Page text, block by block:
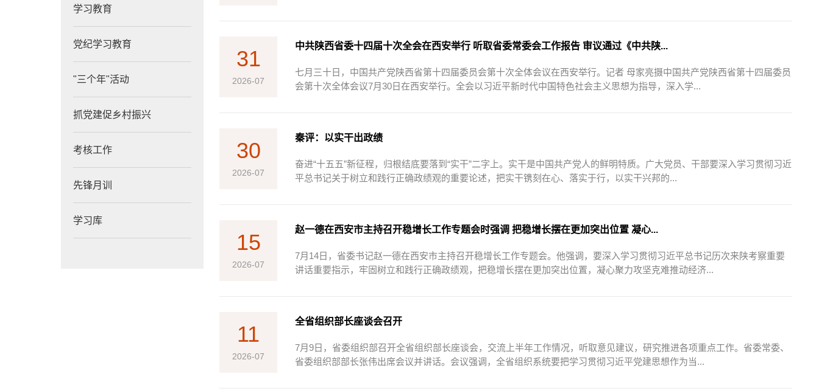
学习教育
党纪学习教育
"三个年"活动
抓党建促乡村振兴
考核工作
先锋月训
学习库
31
2026-07
中共陕西省委十四届十次全会在西安举行 听取省委常委会工作报告 审议通过《中共陕...
七月三十日，中国共产党陕西省第十四届委员会第十次全体会议在西安举行。记者 母家亮摄中国共产党陕西省第十四届委员
会第十次全体会议7月30日在西安举行。全会以习近平新时代中国特色社会主义思想为指导，深入学...
30
2026-07
秦评：以实干出政绩
奋进“十五五”新征程，归根结底要落到“实干”二字上。实干是中国共产党人的鲜明特质。广大党员、干部要深入学习贯彻习近
平总书记关于树立和践行正确政绩观的重要论述，把实干镌刻在心、落实于行，以实干兴邦的...
15
2026-07
赵一德在西安市主持召开稳增长工作专题会时强调 把稳增长摆在更加突出位置 凝心...
7月14日，省委书记赵一德在西安市主持召开稳增长工作专题会。他强调，要深入学习贯彻习近平总书记历次来陕考察重要
讲话重要指示，牢固树立和践行正确政绩观，把稳增长摆在更加突出位置，凝心聚力攻坚克难推动经济...
11
2026-07
全省组织部长座谈会召开
7月9日，省委组织部召开全省组织部长座谈会，交流上半年工作情况，听取意见建议，研究推进各项重点工作。省委常委、
省委组织部部长张伟出席会议并讲话。会议强调，全省组织系统要把学习贯彻习近平党建思想作为当...